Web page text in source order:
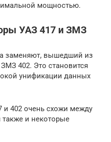
мощностью.
УАЗ 417 и ЗМЗ
заменяют, вышедший из
402. Это становится
унификации данных
и 402 очень схожи между
и некоторые